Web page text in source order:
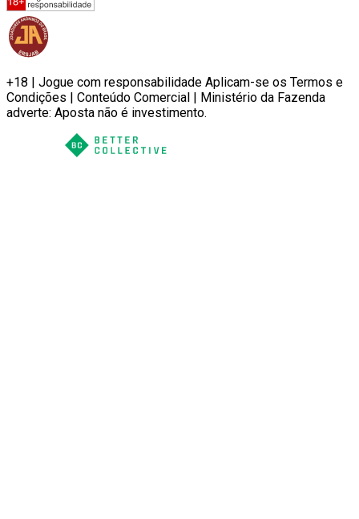
+18 | Jogue com responsabilidade Aplicam-se os Termos e
Condições | Conteúdo Comercial | Ministério da Fazenda
adverte: Aposta não é investimento.